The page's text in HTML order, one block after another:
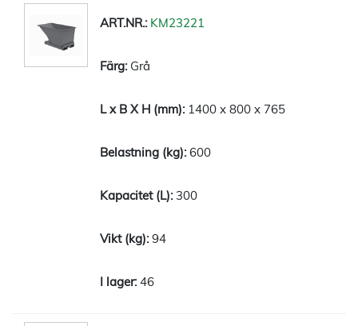
KM23221
Grå
1400 x 800 x 765
600
300
94
46